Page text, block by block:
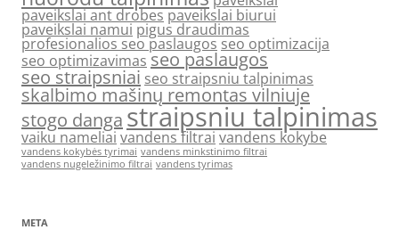
paveikslai ant drobespaveikslai biurui
paveikslai namui pigus draudimas
profesionalios seo paslaugos seo optimizacija
seo optimizavimas seo paslaugos
seo straipsniai seo straipsniu talpinimas
skalbimo mašinų remontas vilniuje
stogo danga straipsniu talpinimas
vaiku nameliai vandens filtrai vandens kokybe
vandens kokybės tyrimai vandens minkstinimo filtrai
vandens nugeležinimo filtrai vandens tyrimas
META